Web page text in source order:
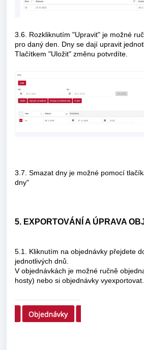
3.6. Rozkliknutím "Upravit" je možné
pro daný den. Dny se dají upravit
Tlačítkem "Uložit" změnu potvrdíte.
3.7. Smazat dny je možné pomocí
dny"
5. EXPORTOVÁNÍ A ÚPRAVA
5.1. Kliknutím na objednávky přejdete
jednotlivých dnů.
V objednávkách je možné ručně
hosty) nebo si objednávky vyexportovat.